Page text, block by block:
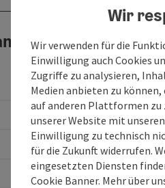
Wir
Wir verwenden für die
Einwilligung auch Cookies
Zugriffe zu analysieren,
Medien anbieten zu
auf anderen Plattformen zu
unserer Website mit
Einwilligung zu technisch
für die Zukunft widerrufen.
eingesetzten Diensten
Cookie Banner. Mehr über